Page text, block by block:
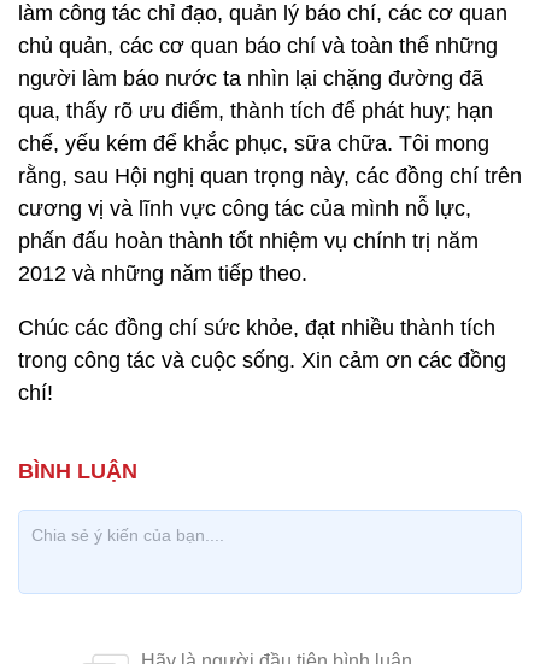
làm công tác chỉ đạo, quản lý báo chí, các cơ quan
chủ quản, các cơ quan báo chí và toàn thể những
người làm báo nước ta nhìn lại chặng đường đã
qua, thấy rõ ưu điểm, thành tích để phát huy; hạn
chế, yếu kém để khắc phục, sữa chữa. Tôi mong
rằng, sau Hội nghị quan trọng này, các đồng chí trên
cương vị và lĩnh vực công tác của mình nỗ lực,
phấn đấu hoàn thành tốt nhiệm vụ chính trị năm
2012 và những năm tiếp theo.
Chúc các đồng chí sức khỏe, đạt nhiều thành tích
trong công tác và cuộc sống. Xin cảm ơn các đồng
chí!